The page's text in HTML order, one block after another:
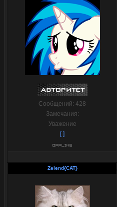
Сообщений: 428
Замечания:
Уважение
[ ]
Zelend{CAT}